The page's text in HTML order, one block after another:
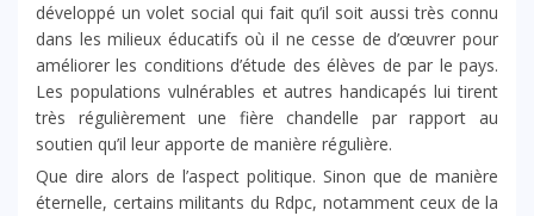
développé un volet social qui fait qu’il soit aussi très connu
dans les milieux éducatifs où il ne cesse de d’œuvrer pour
améliorer les conditions d’étude des élèves de par le pays.
Les populations vulnérables et autres handicapés lui tirent
très régulièrement une fière chandelle par rapport au
soutien qu’il leur apporte de manière régulière.
Que dire alors de l’aspect politique. Sinon que de manière
éternelle, certains militants du Rdpc, notamment ceux de la